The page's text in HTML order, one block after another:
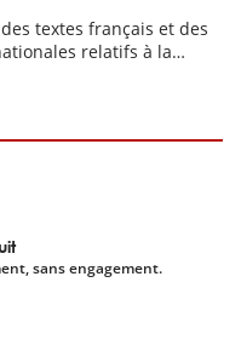
des textes français et des
relatifs à la
sans engagement.